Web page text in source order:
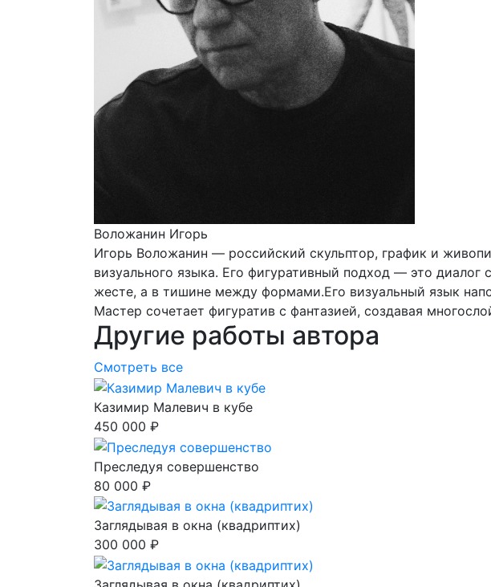
Воложанин Игорь
Игорь Воложанин — российский скульптор, график и
визуального языка. Его фигуративный подход — это
жесте, а в тишине между формами.Его визуальный язык
Мастер сочетает фигуратив с фантазией, создавая
Другие работы автора
Смотреть все
Казимир Малевич в кубе
450 000 ₽
Преследуя совершенство
80 000 ₽
Заглядывая в окна (квадриптих)
300 000 ₽